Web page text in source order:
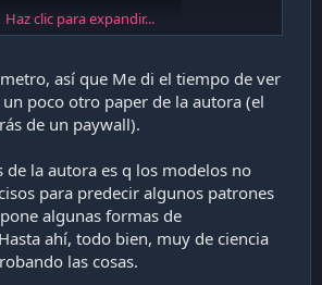
Haz clic para expandir...
así que Me di el tiempo de ver
poco otro paper de la autora (el
de un paywall).
de la autora es q los modelos no
para predecir algunos patrones
algunas formas de
ahí, todo bien, muy de ciencia
las cosas.